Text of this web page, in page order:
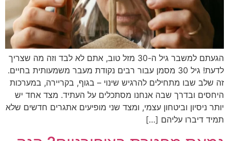
הגעתם למשבר גיל ה-30 מזל טוב, אתם לא לבד וזה מה שצריך
לדעת! גיל 30 מסמן עבור רבים נקודת מעבר משמעותית בחיים.
זה שלב שבו מתחילים להרגיש שינוי – בגוף, בקריירה, במערכות
היחסים ובדרך שבה אנחנו מסתכלים על העתיד. מצד אחד יש
יותר ניסיון וביטחון עצמי, ומצד שני מופיעים אתגרים חדשים שלא
תמיד דיברו עליהם […]